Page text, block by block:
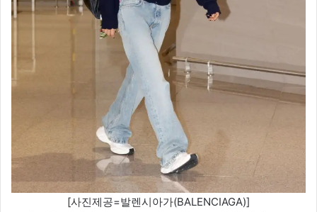
[사진제공=발렌시아가(BALENCIAGA)]